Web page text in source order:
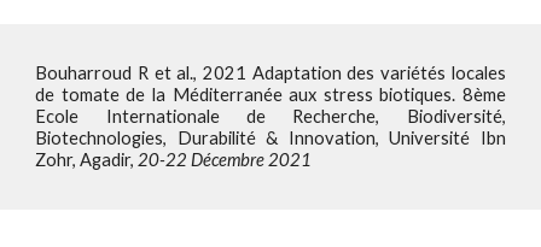
Bouharroud R et al., 2021 Adaptation des variétés locales
de tomate de la Méditerranée aux stress biotiques. 8ème
Ecole Internationale de Recherche, Biodiversité,
Biotechnologies, Durabilité & Innovation, Université Ibn
Zohr, Agadir, 20-22 Décembre 2021